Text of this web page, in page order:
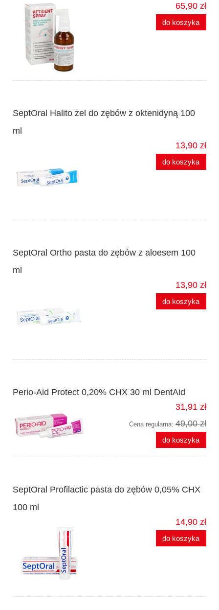
65,90 zł
do koszyka
SeptOral Halito żel do zębów z oktenidyną 100
ml
13,90 zł
do koszyka
SeptOral Ortho pasta do zębów z aloesem 100
ml
13,90 zł
do koszyka
Perio-Aid Protect 0,20% CHX 30 ml DentAid
31,91 zł
Cena regularna: 49,00 zł
do koszyka
SeptOral Profilactic pasta do zębów 0,05% CHX
100 ml
14,90 zł
do koszyka